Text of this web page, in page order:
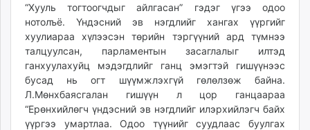
“Хууль тогтоогчдыг айлгасан” гэдэг үгээ одоо
нотолъё. Үндэсний эв нэгдлийг хангах үүргийг
хуулиараа хүлээсэн төрийн тэргүүний ард түмнээ
талцуулсан, парламентын засаглалыг илтэд
ганхуулахуйц мэдэгдлийг ганц эмэгтэй гишүүнээс
бусад нь огт шүүмжлэхгүй гөлөлзөж байна.
Л.Мөнхбаясгалан гишүүн л цор ганцаараа
“Ерөнхийлөгч үндэсний эв нэгдлийг илэрхийлэгч байх
үүргээ умартлаа. Одоо түүнийг суудлаас буулгах